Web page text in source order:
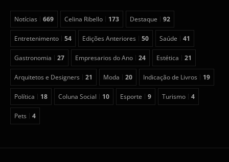
Notícias 669 Celina Ribello 173 Destaque 92
Entretenimento 54 Edições Anteriores 50 Saúde 41
Gastronomia 27 Empresarios do Ano 24 Estética 21
Arquitetos e Designers 21 Moda 20 Indicação de Livros 19
Política 18 Coluna Social 10 Esporte 9 Turismo 4
Pets 4